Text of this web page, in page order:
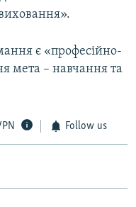
є «професійно-
мета – навчання та
Follow us